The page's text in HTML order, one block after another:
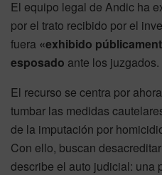
El equipo legal de Andic ha
por el trato recibido por el
fuera «exhibido
esposado ante los juzgados.
El recurso se centra por
tumbar las medidas
de la imputación por
Con ello, buscan
describe el auto judicial: una